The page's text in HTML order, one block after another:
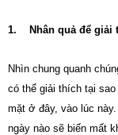
1. Nhân quả để giải
Nhìn chung quanh
có thể giải thích tại
mặt ở đây, vào lúc
ngày nào sẽ biến mất